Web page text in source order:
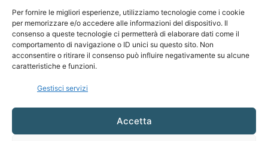
Per fornire le migliori esperienze, utilizziamo tecnologie come i cookie
per memorizzare e/o accedere alle informazioni del dispositivo. Il
consenso a queste tecnologie ci permetterà di elaborare dati come il
comportamento di navigazione o ID unici su questo sito. Non
acconsentire o ritirare il consenso può influire negativamente su alcune
caratteristiche e funzioni.
Gestisci servizi
Accetta